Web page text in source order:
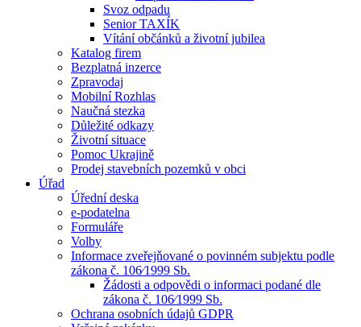
Svoz odpadu
Senior TAXÍK
Vítání občánků a životní jubilea
Katalog firem
Bezplatná inzerce
Zpravodaj
Mobilní Rozhlas
Naučná stezka
Důležité odkazy
Životní situace
Pomoc Ukrajině
Prodej stavebních pozemků v obci
Úřad
Úřední deska
e-podatelna
Formuláře
Volby
Informace zveřejňované o povinném subjektu podle
zákona č. 106⁄1999 Sb.
Žádosti a odpovědi o informaci podané dle
zákona č. 106⁄1999 Sb.
Ochrana osobních údajů GDPR